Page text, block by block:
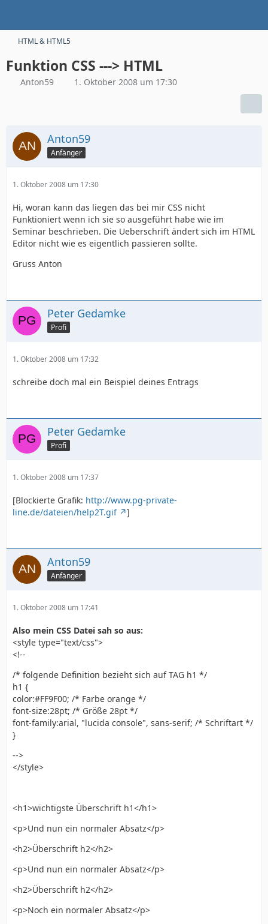
HTML & HTML5
Funktion CSS ---> HTML
Anton59 1. Oktober 2008 um 17:30
Anton59
Anfänger
1. Oktober 2008 um 17:30
Hi, woran kann das liegen das bei mir CSS nicht
Funktioniert wenn ich sie so ausgeführt habe wie im
Seminar beschrieben. Die Ueberschrift ändert sich im HTML
Editor nicht wie es eigentlich passieren sollte.
Gruss Anton
Peter Gedamke
Profi
1. Oktober 2008 um 17:32
schreibe doch mal ein Beispiel deines Entrags
Peter Gedamke
Profi
1. Oktober 2008 um 17:37
[Blockierte Grafik: http://www.pg-private-
line.de/dateien/help2T.gif
]
Anton59
Anfänger
1. Oktober 2008 um 17:41
Also mein CSS Datei sah so aus:
<style type="text/css">
<!--
/* folgende Definition bezieht sich auf TAG h1 */
h1 {
color:#FF9F00; /* Farbe orange */
font-size:28pt; /* Größe 28pt */
font-family:arial, "lucida console", sans-serif; /* Schriftart */
}
-->
</style>
<h1>wichtigste Überschrift h1</h1>
<p>Und nun ein normaler Absatz</p>
<h2>Überschrift h2</h2>
<p>Und nun ein normaler Absatz</p>
<h2>Überschrift h2</h2>
<p>Noch ein normaler Absatz</p>